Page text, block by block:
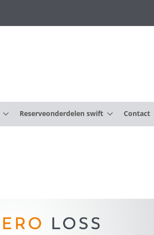
Reserveonderdelen swift Contact